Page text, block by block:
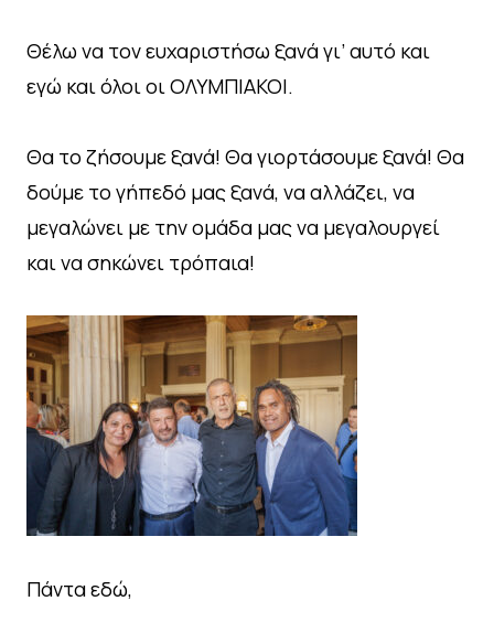
Θέλω να τον ευχαριστήσω ξανά γι’ αυτό και
εγώ και όλοι οι ΟΛΥΜΠΙΑΚΟΙ.
Θα το ζήσουμε ξανά! Θα γιορτάσουμε ξανά! Θα
δούμε το γήπεδό μας ξανά, να αλλάζει, να
μεγαλώνει με την ομάδα μας να μεγαλουργεί
και να σηκώνει τρόπαια!
Πάντα εδώ,